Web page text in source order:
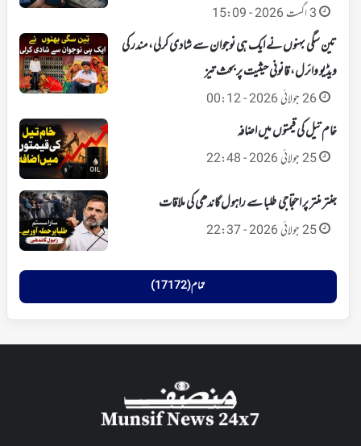
3 اگست 2026 - 15:09
تین سگی بہنوں نے ایک ہی نوجوان سے شادی کرلی، مندر کی
ویڈیو وائرل، قانونی حیثیت پر بحث تیز
26 جولائی 2026 - 00:12
خام تیل کی قیمتوں میں اضافہ
25 جولائی 2026 - 22:48
جنتر منتر پر احتجاجی طلبا سے راہول گاندھی کی ملاقات
25 جولائی 2026 - 22:37
تمام (17172)